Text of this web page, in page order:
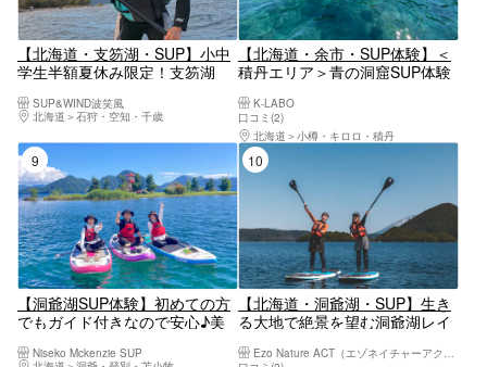
【北海道・支笏湖・SUP】小中
学生半額夏休み限定！支笏湖
込みで安心◎WFR所持常駐!写
真データ付き！初心者大歓迎1
名様でのご参加OK！透明度の高
さに感動！
SUP&WIND波笑風
北海道
石狩・空知・千歳
【北海道・余市・SUP体験】＜
積丹エリア＞青の洞窟SUP体験
た写真プレゼント！＞
K-LABO
口コミ(2)
北海道
小樽・キロロ・積丹
【洞爺湖SUP体験】初めての方
でもガイド付きなので安心♪美
♪ Niseko Mckenzie SUP
【北海道・洞爺湖・SUP】生き
る大地で絶景を望む洞爺湖レイ